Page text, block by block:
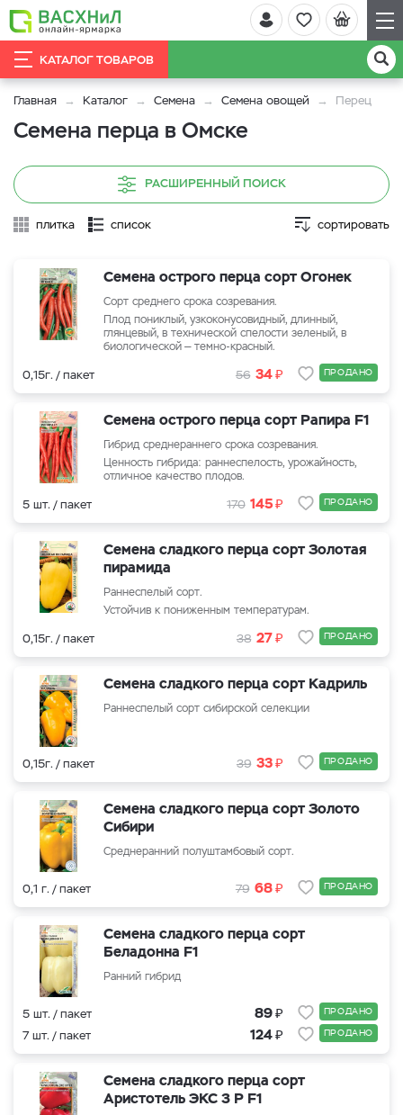
КАТАЛОГ ТОВАРОВ
Главная Каталог Семена Семена овощей Перец
Семена перца в Омске
РАСШИРЕННЫЙ ПОИСК
плитка список сортировать
Семена острого перца сорт Огонек
Сорт среднего срока созревания.
Плод пониклый, узкоконусовидный, длинный,
глянцевый, в технической спелости зеленый, в
биологической — темно-красный.
0,15г. / пакет 56 34₽ ПРОДАНО
Семена острого перца сорт Рапира F1
Гибрид среднераннего срока созревания.
Ценность гибрида: раннеспелость, урожайность,
отличное качество плодов.
5 шт. / пакет 170 145₽ ПРОДАНО
Семена сладкого перца сорт Золотая
пирамида
Раннеспелый сорт.
Устойчив к пониженным температурам.
0,15г. / пакет 38 27₽ ПРОДАНО
Семена сладкого перца сорт Кадриль
Раннеспелый сорт сибирской селекции
0,15г. / пакет 39 33₽ ПРОДАНО
Семена сладкого перца сорт Золото
Сибири
Среднеранний полуштамбовый сорт.
0,1 г. / пакет 79 68₽ ПРОДАНО
Семена сладкого перца сорт
Беладонна F1
Ранний гибрид
5 шт. / пакет 89₽ ПРОДАНО
7 шт. / пакет 124₽ ПРОДАНО
Семена сладкого перца сорт
Аристотель ЭКС 3 Р F1